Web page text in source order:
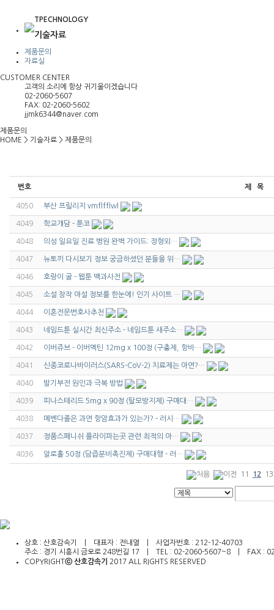
TPECHNOLOGY
기술자료
제품문의
자료실
CUSTOMER CENTER
고객의 소리에 항상 귀기울이겠습니다
02-2060-5607
FAX: 02-2060-5602
jjmk6344@naver.com
제품문의
HOME > 기술자료 > 제품문의
번호 제 목
4050 부산 프릴리지 vmflfflwl
4049 학교걔담 - 툰코
4048 의성 일요일 진료 병원 완벽 가이드: 정형외…
4047 뉴토끼 다시보기 정보 궁금하셨던 분들을 위…
4046 호랑이 굴 - 웹툰 백과사전
4045 소설 창작 야설 정보를 한눈에! 인기 사이트 …
4044 이혼전문변호사추천
4043 네임드툰 실시간 최신주소 - 네임드툰 새주소…
4042 이버쥬브 - 이버멕틴 12mg x 100정 (구충제, 항바…
4041 신종코로나바이러스(SARS-CoV-2) 치료제는 아연?…
4040 발기부전 원인과 극복 방법
4039 피나스테리드 5mg x 90정 (탈모방지제) 구매대…
4038 메벤다졸은 과연 항암효과가 있는가? - 러시…
4037 정품스페니쉬 플라이파는곳 관련 최적의 아…
4036 알로홀 50정 (담즙분비촉진제) 구매대행 - 러…
11 12 13
천
상호 : 산호감속기 | 대표자 : 전내열 | 사업자번호 : 212-12-40703
주소 : 경기 시흥시 금오로 248번길 17 | TEL : 02-2060-5607~8 | FAX :
COPYRIGHTⓒ 산호감속기 2017 ALL RIGHTS RESERVED​